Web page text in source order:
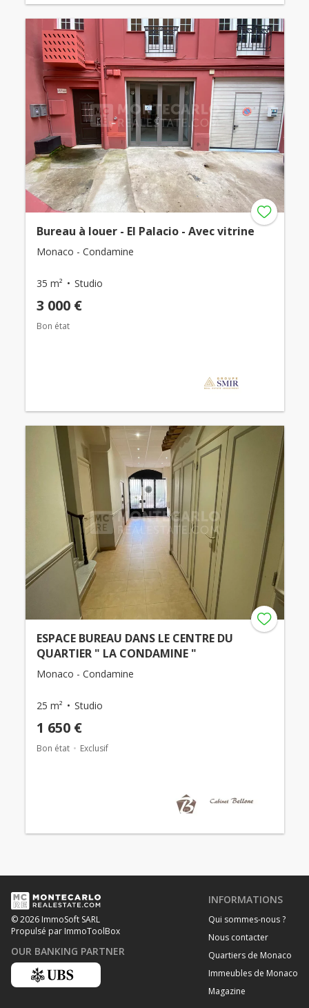
Bureau à louer - El Palacio - Avec vitrine
Monaco - Condamine
35 m² Studio
3 000 €
Bon état
ESPACE BUREAU DANS LE CENTRE DU
QUARTIER " LA CONDAMINE "
Monaco - Condamine
25 m² Studio
1 650 €
Bon état Exclusif
© 2026 ImmoSoft SARL
Propulsé par ImmoToolBox
OUR BANKING PARTNER
INFORMATIONS
Qui sommes-nous ?
Nous contacter
Quartiers de Monaco
Immeubles de Monaco
Magazine